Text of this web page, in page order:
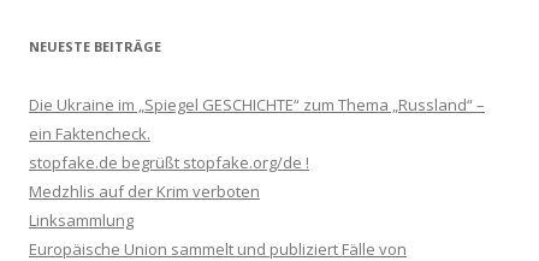
NEUESTE BEITRÄGE
Die Ukraine im „Spiegel GESCHICHTE“ zum Thema „Russland“ –
ein Faktencheck.
stopfake.de begrüßt stopfake.org/de !
Medzhlis auf der Krim verboten
Linksammlung
Europäische Union sammelt und publiziert Fälle von